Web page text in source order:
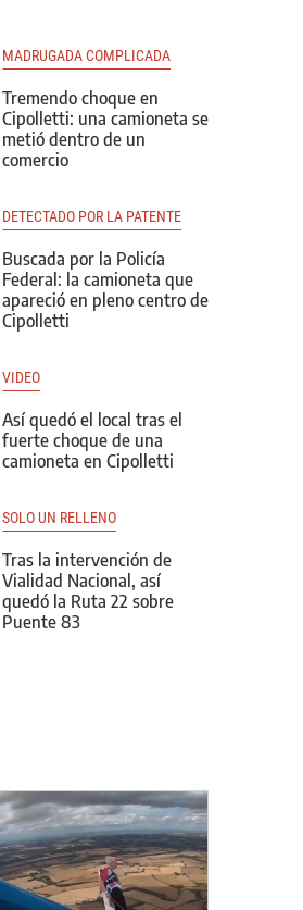
MADRUGADA COMPLICADA
Tremendo choque en
Cipolletti: una camioneta se
metió dentro de un
comercio
DETECTADO POR LA PATENTE
Buscada por la Policía
Federal: la camioneta que
apareció en pleno centro de
Cipolletti
VIDEO
Así quedó el local tras el
fuerte choque de una
camioneta en Cipolletti
SOLO UN RELLENO
Tras la intervención de
Vialidad Nacional, así
quedó la Ruta 22 sobre
Puente 83